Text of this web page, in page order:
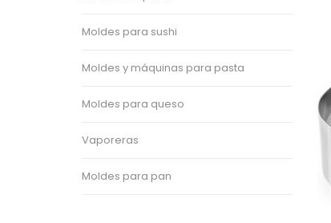
Moldes para sushi
Moldes y máquinas para pasta
Moldes para queso
Vaporeras
Moldes para pan